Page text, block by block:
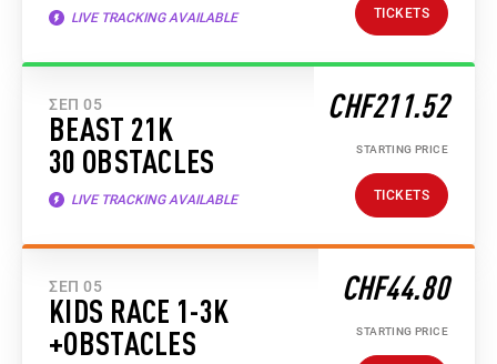
LIVE TRACKING AVAILABLE TICKETS
ΣΕΠ 05
BEAST 21K
30 OBSTACLES
LIVE TRACKING AVAILABLE
CHF211.52
STARTING PRICE
TICKETS
ΣΕΠ 05
KIDS RACE 1-3K
+OBSTACLES
CHF44.80
STARTING PRICE